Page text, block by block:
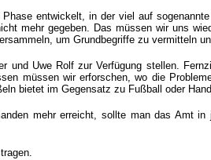
entwickelt, in der viel auf
mehr gegeben. Das müssen wir uns
um Grundbegriffe zu vermitteln
und Uwe Rolf zur Verfügung stellen.
müssen wir erforschen, wo die
bietet im Gegensatz zu Fußball oder
mehr erreicht, sollte man das Amt